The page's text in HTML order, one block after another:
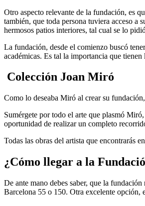
Otro aspecto relevante de la fundación, es
también, que toda persona tuviera acceso a
hermosos patios interiores, tal cual se lo
La fundación, desde el comienzo buscó
académicas. Es tal la importancia que
Colección Joan Miró
Como lo deseaba Miró al crear su
Sumérgete por todo el arte que plasmó
oportunidad de realizar un completo
Todas las obras del artista que encontrarás
¿Cómo llegar a la
De ante mano debes saber, que la
Barcelona 55 o 150. Otra excelente opción,